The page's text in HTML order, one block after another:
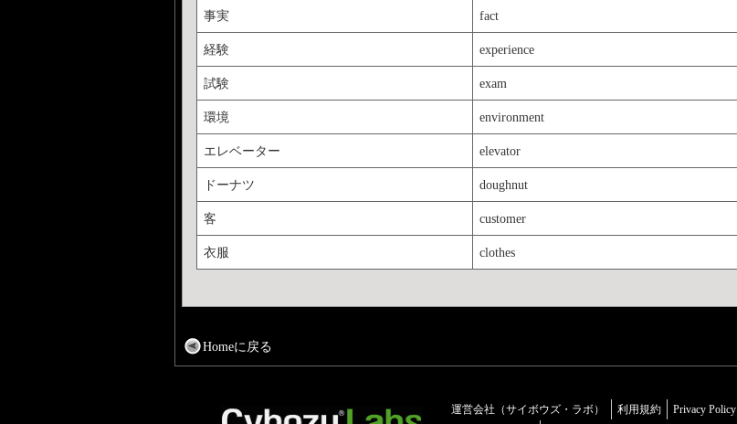
事実 fact
経験 experience
試験 exam
環境 environment
エレベーター elevator
ドーナツ doughnut
客 customer
衣服 clothes
Homeに戻る
運営会社（サイボウズ・ラボ） 利用規約 Privacy Policy